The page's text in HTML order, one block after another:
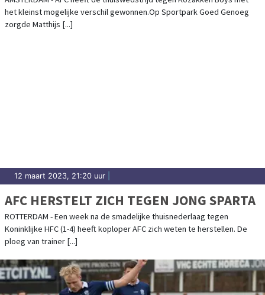
het kleinst mogelijke verschil gewonnen.Op Sportpark Goed Genoeg
zorgde Matthijs [...]
12 maart 2023, 21:20 uur
AFC HERSTELT ZICH TEGEN JONG SPARTA
ROTTERDAM - Een week na de smadelijke thuisnederlaag tegen
Koninklijke HFC (1-4) heeft koploper AFC zich weten te herstellen. De
ploeg van trainer [...]